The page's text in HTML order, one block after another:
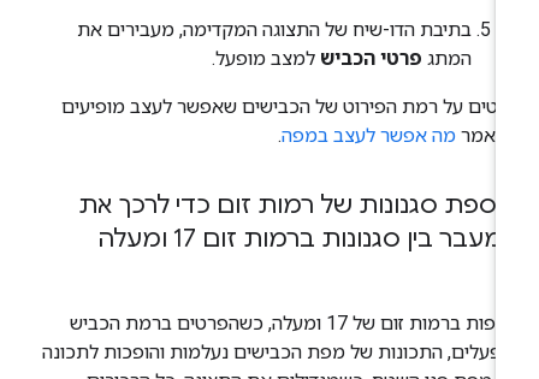
בתיבת הדו-שיח של התצוגה המקדימה, מעבירים את
המתגפרטי הכבישלמצב מופעל.
על רמת הפירוט של הכבישים שאפשר לעצב מופיעים
מה אפשר לעצב במפה.
סגנונות של רמות זום כדי לרכך את
בין סגנונות ברמות זום 17 ומעלה
במפות ברמות זום של 17 ומעלה, כשהפרטים ברמת הכביש
התכונות של מפת הכבישים נעלמות והופכות לתכונה